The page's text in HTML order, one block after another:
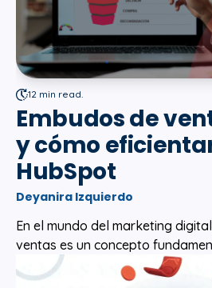
12 min read.
Embudos de
y cómo
HubSpot
Deyanira Izquierdo
En el mundo del marketing
ventas es un concepto